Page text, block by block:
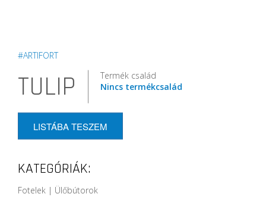
#ARTIFORT
TULIP
Termék család
Nincs termékcsalád
LISTÁBA TESZEM
KATEGÓRIÁK:
Fotelek | Ülőbútorok